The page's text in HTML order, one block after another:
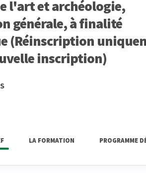
l'art et archéologie,
générale, à finalité
(Réinscription
inscription)
LA FORMATION PROGRAMME